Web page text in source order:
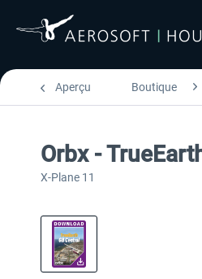
Aperçu Boutique
Orbx -
X-Plane 11